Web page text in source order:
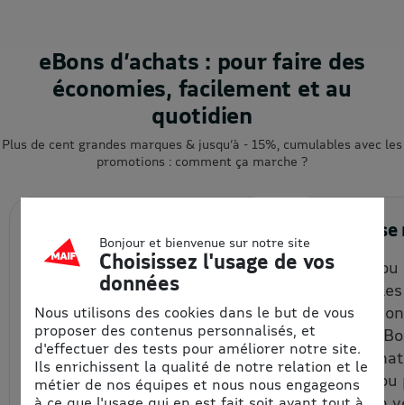
eBons d’achats : pour faire des
économies, facilement et au
quotidien
Plus de cent grandes marques & jusqu’à - 15%, cumulables avec les
promotions : comment ça marche ?
Je choisis la quantité et le
montant de mon eBon
d’achat à prix remisé, que je
reçois par email et/ou que
je récupère depuis mon
espace personnel.
2.
En ligne
(vérifier
chaque
bon
un code
Bonjour et bienvenue sur notre site
Choisissez l'usage de vos
données
Nous utilisons des cookies dans le but de vous
proposer des contenus personnalisés, et
d'effectuer des tests pour améliorer notre site.
Ils enrichissent la qualité de notre relation et le
métier de nos équipes et nous nous engageons